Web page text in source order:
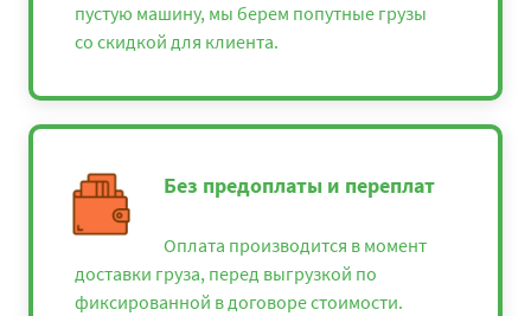
пустую машину, мы берем попутные грузы
со скидкой для клиента.
Без предоплаты и переплат
Оплата производится в момент
доставки груза, перед выгрузкой по
фиксированной в договоре стоимости.